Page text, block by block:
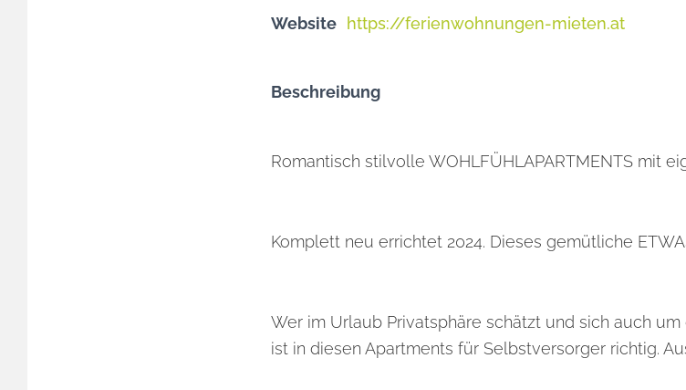
Website
https://ferienwohnungen-mieten.at
Beschreibung
Romantisch stilvolle WOHLFÜHLAPARTMENTS mit
Komplett neu errichtet 2024. Dieses gemütliche
Wer im Urlaub Privatsphäre schätzt und sich auch
ist in diesen Apartments für Selbstversorger richtig.